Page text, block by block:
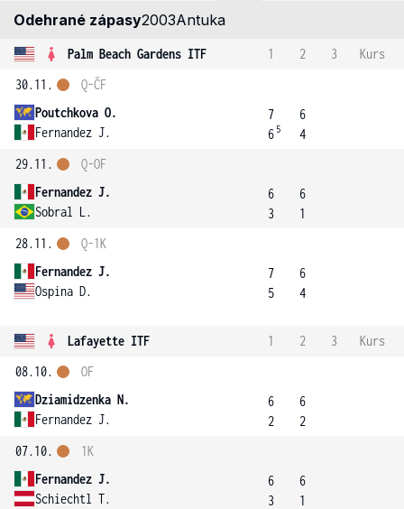
Odehrané zápasy2003Antuka
Palm Beach Gardens ITF 1 2 3
Kurs
30.11.
Poutchkova O.
Fernandez J.
Q-ČF
7
6 5
6
4
29.11.
Fernandez J.
Sobral L.
Q-OF
6
3
6
1
28.11.
Fernandez J.
Ospina D.
Q-1K
7
5
6
4
Lafayette ITF 1 2 3
Kurs
08.10.
Dziamidzenka N.
Fernandez J.
OF
6
2
6
2
07.10.
Fernandez J.
Schiechtl T.
1K
6
3
6
1